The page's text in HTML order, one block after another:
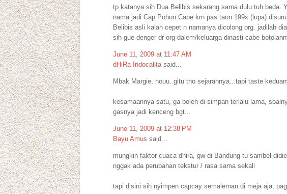
tp katanya sih Dua Belibis sekarang sama dulu tuh beda.
nama jadi Cap Pohon Cabe krn pas taon 199x (lupa)
Belibis asli kalah cepet n namanya dicolong org. jadilah
sih gue denger dr org dalem/keluarga dinasti cabe
June 11, 2009 at 11:47 AM
dHiRa Indocalitasaid...
Mbak Margie, houu..gitu tho sejarahnya...tapi taste
kesamaannya satu, ga boleh di simpan terlalu lama,
gasnya jadi kenceng bgt...
June 11, 2009 at 12:38 PM
Bayu Amus said...
mungkin faktor cuaca dhira, gw di Bandung tu sambel
nggak ada perubahan tekstur / rasa sama sekali
tapi disini sih nyimpen capcay semaleman di meja aja,